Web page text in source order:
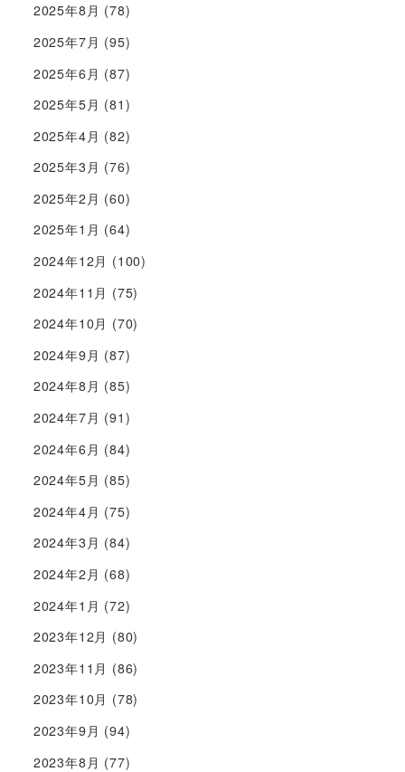
2025年8月 (78)
2025年7月 (95)
2025年6月 (87)
2025年5月 (81)
2025年4月 (82)
2025年3月 (76)
2025年2月 (60)
2025年1月 (64)
2024年12月 (100)
2024年11月 (75)
2024年10月 (70)
2024年9月 (87)
2024年8月 (85)
2024年7月 (91)
2024年6月 (84)
2024年5月 (85)
2024年4月 (75)
2024年3月 (84)
2024年2月 (68)
2024年1月 (72)
2023年12月 (80)
2023年11月 (86)
2023年10月 (78)
2023年9月 (94)
2023年8月 (77)